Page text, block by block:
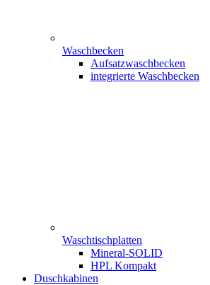
Waschbecken
Aufsatzwaschbecken
integrierte Waschbecken
Waschtischplatten
Mineral-SOLID
HPL Kompakt
Duschkabinen